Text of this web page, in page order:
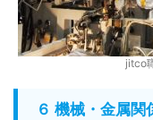
jitco
６ 機械・金属